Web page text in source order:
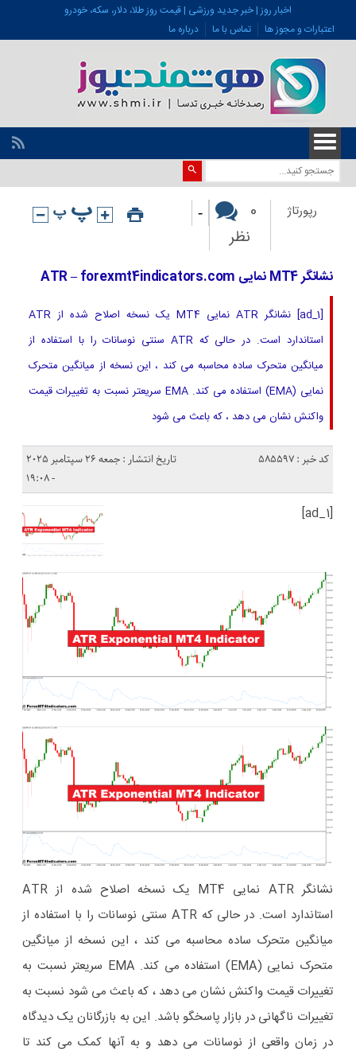
اخبار روز | خبر جدید ورزشی | قیمت روز طلا، دلار، سکه، خودرو
اعتبارات و مجوز ها
تماس با ما درباره ما
رپورتاژ
0
نظر
-
نشانگر MT4 نمایی ATR – forexmt4indicators.com
[ad_1] نشانگر ATR نمایی MT4 یک نسخه اصلاح شده از ATR
استاندارد است. در حالی که ATR سنتی نوسانات را با استفاده از
میانگین متحرک ساده محاسبه می کند ، این نسخه از میانگین متحرک
نمایی (EMA) استفاده می کند. EMA سریعتر نسبت به تغییرات قیمت
واکنش نشان می دهد ، که باعث می شود
کد خبر : 585597
تاریخ انتشار : جمعه 26 سپتامبر 2025
- 19:08
[ad_1]
نشانگر ATR نمایی MT4 یک نسخه اصلاح شده از ATR
استاندارد است. در حالی که ATR سنتی نوسانات را با استفاده از
میانگین متحرک ساده محاسبه می کند ، این نسخه از میانگین
متحرک نمایی (EMA) استفاده می کند. EMA سریعتر نسبت به
تغییرات قیمت واکنش نشان می دهد ، که باعث می شود نسبت به
تغییرات ناگهانی در بازار پاسخگو باشد. این به بازرگانان یک دیدگاه
در زمان واقعی از نوسانات می دهد و به آنها کمک می کند تا